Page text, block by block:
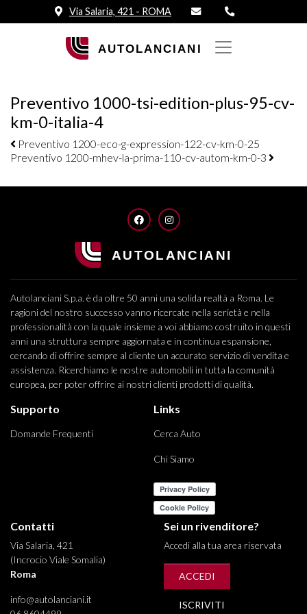
Via Salaria, 421 - ROMA
Preventivo 1000-tsi-edition-plus-95-cv-
km-0-italia-4
Navigazione elementi
Preventivo 1200-eco-g-expression-122-cv-km-0-25
Preventivo 1200-mhev-la-prima-110-cv-autom-km-0-3
FACEBOOKINSTAGRAM
Autolanciani S.p.a. è da oltre 50 anni una solida realtà a Roma. Le
ragioni del nostro successo vanno ricercate nella serietà e nella
professionalità con la quale insieme a voi abbiamo costruito in questi
anni una struttura sempre aggiornata e in continua espansione,
cercando di offrire sempre al cliente un accurato servizio di vendita e
assistenza. Ricerchiamo le nostre automobili in tutta la comunità
europea, per poter offrire ai nostri clienti prodotti di qualità.
Supporto
Domande Frequenti
Links
Cerca Auto
Chi Siamo
Contatti
Via Salaria, 421
(Incrocio Viale Somalia)
Roma
info@autolanciani.it
Sei un rivenditore?
Accedi alla tua area riservata
ACCEDI
ISCRIVITI